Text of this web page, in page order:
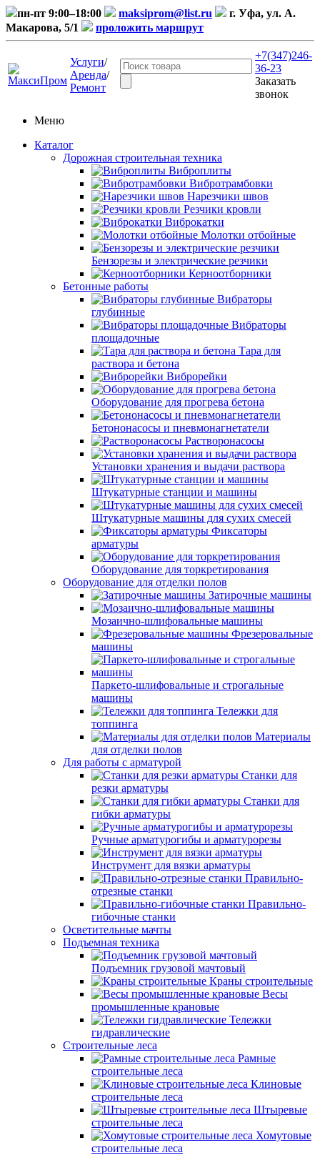
пн-пт 9:00–18:00 maksiprom@list.ru
г. Уфа, ул. А.
Макарова, 5/1
проложить маршрут
Услуги/
Аренда/
Ремонт
+7(347)246-
36-23
Заказать
звонок
Меню
Каталог
Дорожная строительная техника
Виброплиты
Вибротрамбовки
Нарезчики швов
Резчики кровли
Виброкатки
Молотки отбойные
Бензорезы и электрические резчики
Керноотборники
Бетонные работы
Вибраторы
глубинные
Вибраторы
площадочные
Тара для
раствора и бетона
Виброрейки
Оборудование для прогрева бетона
Бетононасосы и пневмонагнетатели
Растворонасосы
Установки хранения и выдачи раствора
Штукатурные станции и машины
Штукатурные машины для сухих смесей
Фиксаторы
арматуры
Оборудование для торкретирования
Оборудование для отделки полов
Затирочные машины
Мозаично-шлифовальные машины
Фрезеровальные
машины
Паркето-шлифовальные и строгальные
машины
Тележки для
топпинга
Материалы
для отделки полов
Для работы с арматурой
Станки для
резки арматуры
Станки для
гибки арматуры
Ручные арматурогибы и арматурорезы
Инструмент для вязки арматуры
Правильно-
отрезные станки
Правильно-
гибочные станки
Осветительные мачты
Подъемная техника
Подъемник грузовой мачтовый
Краны строительные
Весы
промышленные крановые
Тележки
гидравлические
Строительные леса
Рамные
строительные леса
Клиновые
строительные леса
Штыревые
строительные леса
Хомутовые
строительные леса